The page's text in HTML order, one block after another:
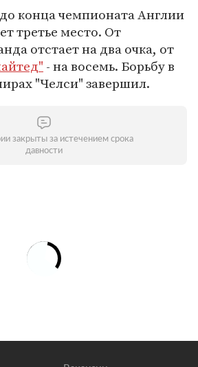
конца чемпионата Англии
третье место. От
отстает на два очка, от
- на восемь. Борьбу в
"Челси" завершил.
закрыты за истечением срока
давности